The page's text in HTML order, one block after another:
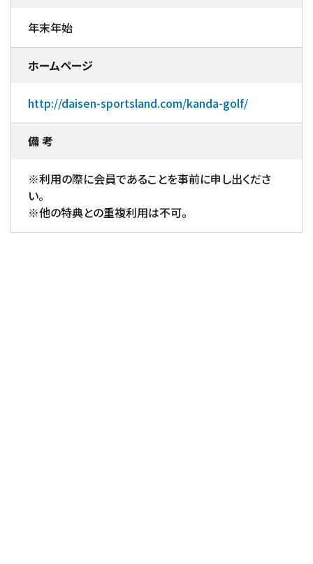
年末年始
ホームページ
http://daisen-sportsland.com/kanda-golf/
備 考
※利用の際に会員であることを事前に申し出くださ
い。
※他の特典との重複利用は不可。